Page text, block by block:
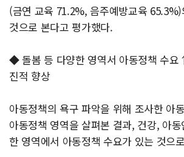
(금연 교육 71.2%, 음주예방교육
것으로 본다고 평가했다.
◆ 돌봄 등 다양한 영역서 아동정책 수
진적 향상
아동정책의 욕구 파악을 위해 조사한 아
아동정책 영역을 살펴본 결과, 건강, 아
한 영역에서 아동정책 수요가 있는 것으